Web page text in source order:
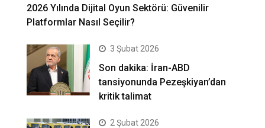
2026 Yılında Dijital Oyun Sektörü: Güvenilir
Platformlar Nasıl Seçilir?
3 Şubat 2026
Son dakika: İran-ABD
tansiyonunda Pezeşkiyan’dan
kritik talimat
2 Şubat 2026